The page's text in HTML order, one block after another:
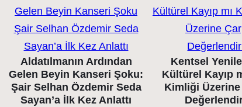
Aldatılmanın Ardından
Gelen Beyin Kanseri Şoku:
Şair Selhan Özdemir Seda
Sayan’a İlk Kez Anlattı
Kentsel
Kültürel Kayıp
Kimliği Üzerine